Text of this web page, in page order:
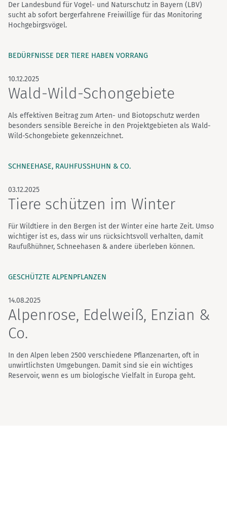
Der Landesbund für Vogel- und Naturschutz in Bayern (LBV)
sucht ab sofort bergerfahrene Freiwillige für das Monitoring
Hochgebirgsvögel.
BEDÜRFNISSE DER TIERE HABEN VORRANG
10.12.2025
Wald-Wild-Schongebiete
Als effektiven Beitrag zum Arten- und Biotopschutz werden
besonders sensible Bereiche in den Projektgebieten als Wald-
Wild-Schongebiete gekennzeichnet.
SCHNEEHASE, RAUHFUSSHUHN & CO.
03.12.2025
Tiere schützen im Winter
Für Wildtiere in den Bergen ist der Winter eine harte Zeit. Umso
wichtiger ist es, dass wir uns rücksichtsvoll verhalten, damit
Raufußhühner, Schneehasen & andere überleben können.
GESCHÜTZTE ALPENPFLANZEN
14.08.2025
Alpenrose, Edelweiß, Enzian &
Co.
In den Alpen leben 2500 verschiedene Pflanzenarten, oft in
unwirtlichsten Umgebungen. Damit sind sie ein wichtiges
Reservoir, wenn es um biologische Vielfalt in Europa geht.